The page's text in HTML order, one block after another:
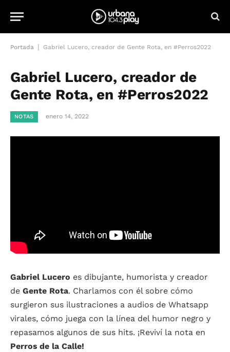
Portada Gabriel Lucero, creador de Gente Rota, en #Perros2022
Gabriel Lucero, creador de
Gente Rota, en #Perros2022
NOTAS enero 14, 2022
Gabriel Lucero es dibujante, humorista y creador
de Gente Rota. Charlamos con él sobre cómo
surgieron sus ilustraciones a audios de Whatsapp
virales, cómo juega con la línea del humor negro y
repasamos algunos de sus hits. ¡Reviví la nota en
Perros de la Calle!